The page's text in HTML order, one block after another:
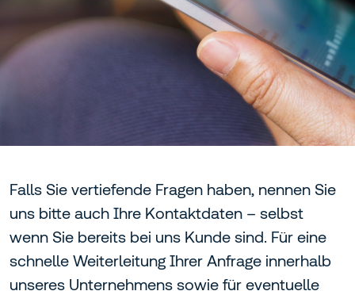
Falls Sie vertiefende Fragen haben, nennen Sie
uns bitte auch Ihre Kontaktdaten – selbst
wenn Sie bereits bei uns Kunde sind. Für eine
schnelle Weiterleitung Ihrer Anfrage innerhalb
unseres Unternehmens sowie für eventuelle